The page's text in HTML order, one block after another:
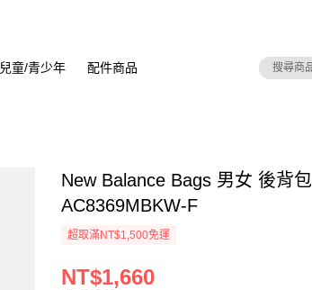
兒童/青少年 配件商品
New Balance Bags 男女 後背包
AC8369MBKW-F
超取滿NT$1,500免運
NT$1,660